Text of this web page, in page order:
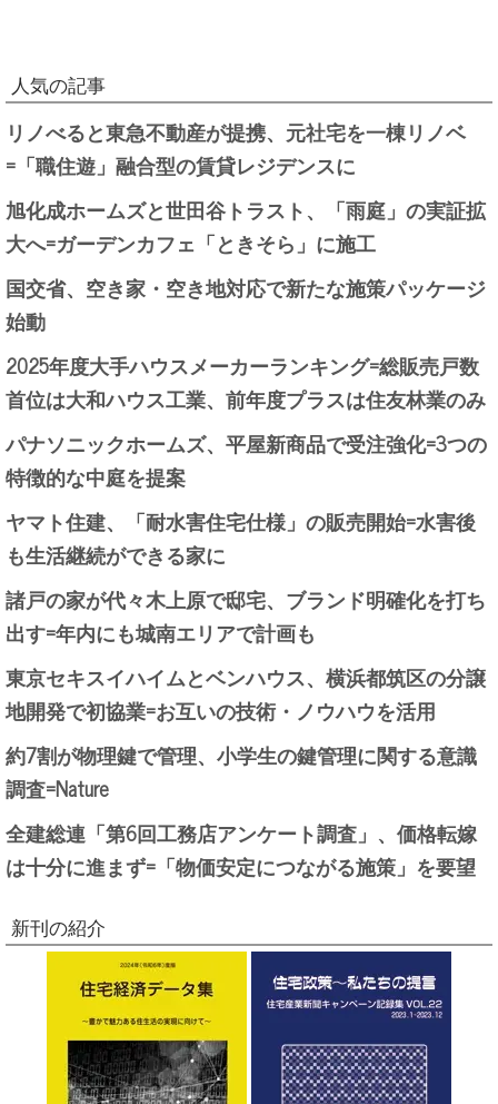
人気の記事
リノべると東急不動産が提携、元社宅を一棟リノベ
=「職住遊」融合型の賃貸レジデンスに
旭化成ホームズと世田谷トラスト、「雨庭」の実証拡
大へ=ガーデンカフェ「ときそら」に施工
国交省、空き家・空き地対応で新たな施策パッケージ
始動
2025年度大手ハウスメーカーランキング=総販売戸数
首位は大和ハウス工業、前年度プラスは住友林業のみ
パナソニックホームズ、平屋新商品で受注強化=3つの
特徴的な中庭を提案
ヤマト住建、「耐水害住宅仕様」の販売開始=水害後
も生活継続ができる家に
諸戸の家が代々木上原で邸宅、ブランド明確化を打ち
出す=年内にも城南エリアで計画も
東京セキスイハイムとベンハウス、横浜都筑区の分譲
地開発で初協業=お互いの技術・ノウハウを活用
約7割が物理鍵で管理、小学生の鍵管理に関する意識
調査=Nature
全建総連「第6回工務店アンケート調査」、価格転嫁
は十分に進まず=「物価安定につながる施策」を要望
新刊の紹介